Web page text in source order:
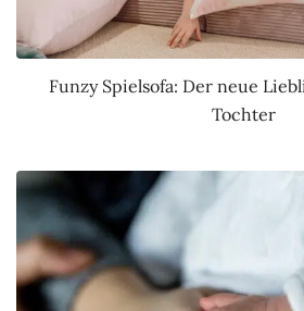
Funzy Spielsofa: Der neue
Tochter